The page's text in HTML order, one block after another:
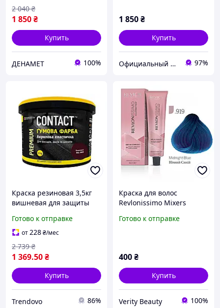
1 850₴
2 040 ₴
Купить
ДЕНАМЕТ 100%
1 850₴
Купить
Официальный магазин "ГринФарм" оригинальные препараты для красоты и здоровья в Украине! 97%
Краска резиновая 3,5кг
вишневая для защиты
водостойкая
антикоррозионная
Готово к отправке
от228₴/мес
1 369.50₴
2 739 ₴
Купить
Trendovo 86%
Краска для волос
Revlonissimo Mixers
.919 Ночной Синий
Готово к отправке
400₴
Купить
Verity Beauty 100%